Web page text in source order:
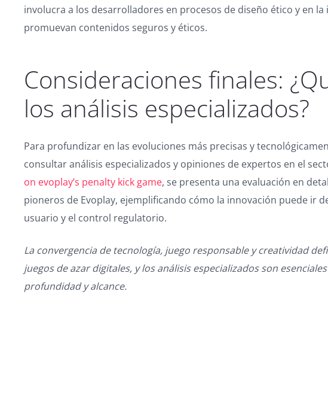
involucra a los desarrolladores en procesos de diseño ético y en
promuevan contenidos seguros y éticos.
Consideraciones finales:
los análisis especializados?
Para profundizar en las evoluciones más precisas y
consultar análisis especializados y opiniones de expertos en el
on evoplay’s penalty kick game, se presenta una evaluación en
pioneros de Evoplay, ejemplificando cómo la innovación puede ir
usuario y el control regulatorio.
La convergencia de tecnología, juego responsable y creatividad
juegos de azar digitales, y los análisis especializados son
profundidad y alcance.